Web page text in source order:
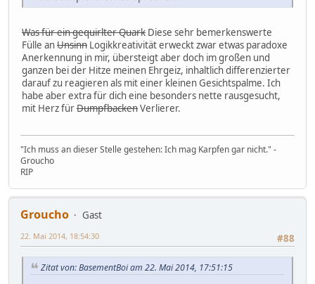
Was für ein gequirlter Quark Diese sehr bemerkenswerte
Fülle anUnsinn Logikkreativität erweckt zwar etwas paradoxe
Anerkennung in mir, übersteigt aber doch im großen und
ganzen bei der Hitze meinen Ehrgeiz, inhaltlich differenzierter
darauf zu reagieren als mit einer kleinen Gesichtspalme. Ich
habe aber extra für dich eine besonders nette rausgesucht,
mit Herz fürDumpfbackenVerlierer.
"Ich muss an dieser Stelle gestehen: Ich mag Karpfen gar nicht." -
Groucho
RIP
Groucho
Gast
#88
22. Mai 2014, 18:54:30
Zitat von: BasementBoi am 22. Mai 2014, 17:51:15